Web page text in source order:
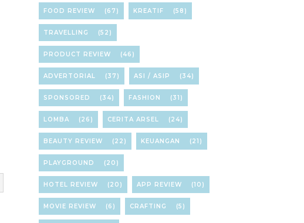
FOOD REVIEW (67) KREATIF (58)
TRAVELLING (52)
PRODUCT REVIEW (46)
ADVERTORIAL (37) ASI / ASIP (34)
SPONSORED (34) FASHION (31)
LOMBA (26) CERITA ARSEL (24)
BEAUTY REVIEW (22) KEUANGAN (21)
PLAYGROUND (20)
HOTEL REVIEW (20) APP REVIEW (10)
MOVIE REVIEW (6) CRAFTING (5)